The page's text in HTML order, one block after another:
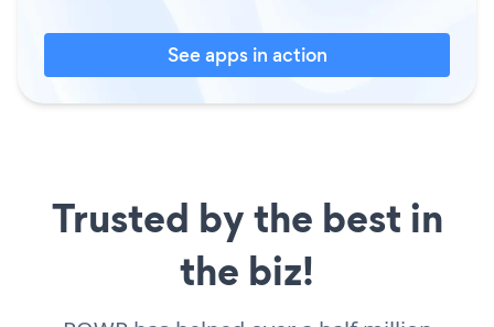
See apps in action
Trusted by the best in
the biz!